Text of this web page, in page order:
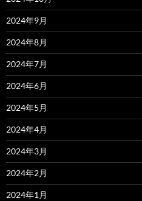
2024年9月
2024年8月
2024年7月
2024年6月
2024年5月
2024年4月
2024年3月
2024年2月
2024年1月